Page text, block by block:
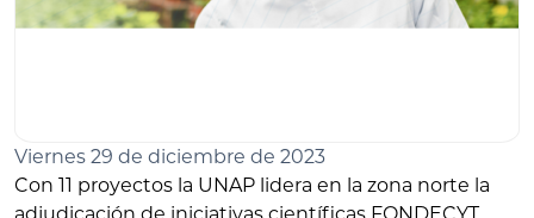
Viernes 29 de diciembre de 2023
Con 11 proyectos la UNAP lidera en la zona norte la